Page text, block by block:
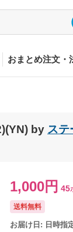
おまとめ注文・
by ステ
1,000円 45
送料無料
お届け日: 日時指